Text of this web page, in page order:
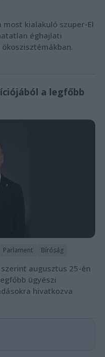
most kialakuló szuper-El
éghajlati
a legfőbb
Parlament Bíróság
augusztus 25-én
ügyészi
hivatkozva